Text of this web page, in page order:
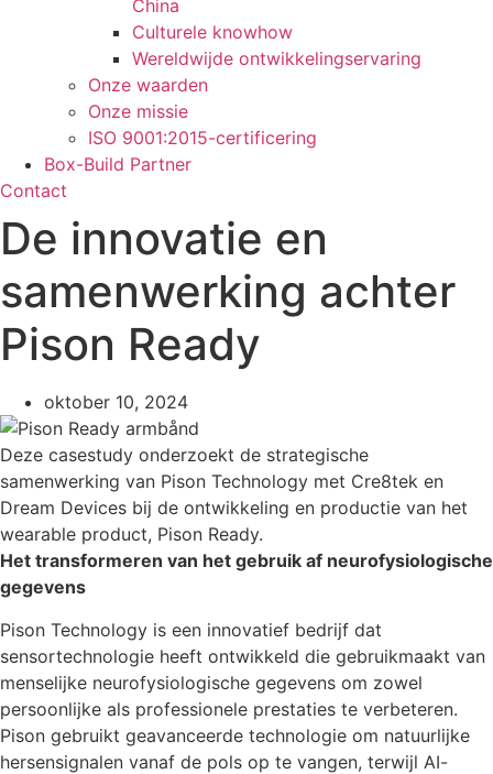
China
Culturele knowhow
Wereldwijde ontwikkelingservaring
Onze waarden
Onze missie
ISO 9001:2015-certificering
Box-Build Partner
Contact
De innovatie en
samenwerking achter
Pison Ready
oktober 10, 2024
Deze casestudy onderzoekt de strategische
samenwerking van Pison Technology met Cre8tek en
Dream Devices bij de ontwikkeling en productie van het
wearable product, Pison Ready.
Het transformeren van het gebruik af neurofysiologische
gegevens
Pison Technology is een innovatief bedrijf dat
sensortechnologie heeft ontwikkeld die gebruikmaakt van
menselijke neurofysiologische gegevens om zowel
persoonlijke als professionele prestaties te verbeteren.
Pison gebruikt geavanceerde technologie om natuurlijke
hersensignalen vanaf de pols op te vangen, terwijl AI-